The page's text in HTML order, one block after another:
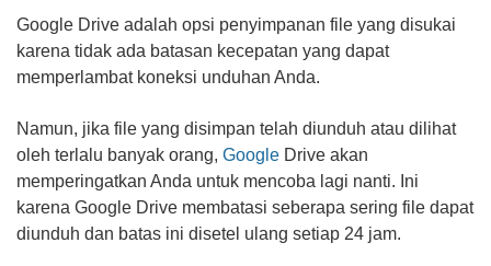
Google Drive adalah opsi penyimpanan file yang disukai
karena tidak ada batasan kecepatan yang dapat
memperlambat koneksi unduhan Anda.
Namun, jika file yang disimpan telah diunduh atau dilihat
oleh terlalu banyak orang, Google Drive akan
memperingatkan Anda untuk mencoba lagi nanti. Ini
karena Google Drive membatasi seberapa sering file dapat
diunduh dan batas ini disetel ulang setiap 24 jam.